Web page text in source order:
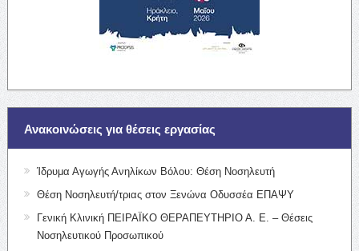
Ανακοινώσεις για θέσεις εργασίας
Ίδρυμα Αγωγής Ανηλίκων Βόλου: Θέση Νοσηλευτή
Θέση Νοσηλευτή/τριας στον Ξενώνα Οδυσσέα ΕΠΑΨΥ
Γενική Κλινική ΠΕΙΡΑΪΚΟ ΘΕΡΑΠΕΥΤΗΡΙΟ Α. Ε. – Θέσεις
Νοσηλευτικού Προσωπικού